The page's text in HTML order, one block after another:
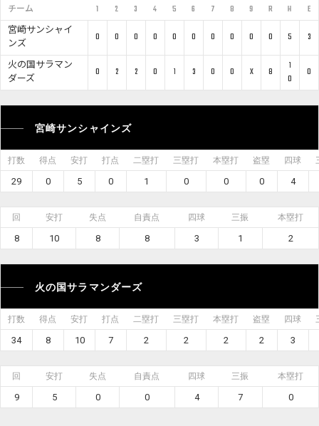
チーム 1 2 3 4 5 6 7 8 9 R H E
宮崎サンシャイ
ンズ
0 0 0 0 0 0 0 0 0 0 5 3
火の国サラマン
ダーズ
0 2 2 0 1 3 0 0 X 8
1
0
0
宮崎サンシャインズ
打数 得点 安打 打点 二塁打 三塁打 本塁打 盗塁 四球
29 0 5 0 1 0 0 0 4
回 安打 失点 自責点 四球 三振 本塁打
8 10 8 8 3 1 2
火の国サラマンダーズ
打数 得点 安打 打点 二塁打 三塁打 本塁打 盗塁 四球
34 8 10 7 2 2 2 2 3
回 安打 失点 自責点 四球 三振 本塁打
9 5 0 0 4 7 0